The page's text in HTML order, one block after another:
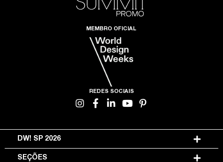
MEMBRO OFICIAL
REDES SOCIAIS
DW! SP 2026
SEÇÕES